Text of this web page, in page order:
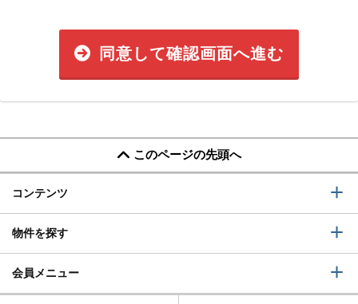
同意して確認画面へ進む
このページの先頭へ
コンテンツ
物件を探す
会員メニュー